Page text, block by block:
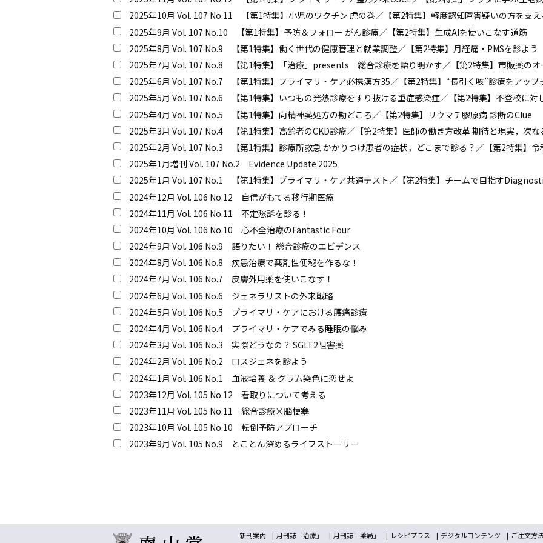
2025年10月 Vol. 107 No.11 【第1特集】小児のワクチン 虎の巻／【第2特集】軽度認知障害疑いの方を支え
2025年9月 Vol. 107 No.10 【第1特集】予防＆フォロー がん診療／【第2特集】生成AIを使いこなす道筋
2025年8月 Vol. 107 No.9 【第1特集】働く世代の健康管理と就業調整／【第2特集】月経痛・PMSを診よう
2025年7月 Vol. 107 No.8 【第1特集】「治療」presents 総合診療を語り明かす／【第2特集】市販薬のオ
2025年6月 Vol. 107 No.7 【第1特集】プライマリ・ケア必携漢方35／【第2特集】“長引く咳”診療をアップ
2025年5月 Vol. 107 No.6 【第1特集】いつもの発熱診療をすり抜ける重症感染症／【第2特集】不登校に対
2025年4月 Vol. 107 No.5 【第1特集】向精神薬処方の勘どころ／【第2特集】リウマチ膠原病 診断のClue
2025年3月 Vol. 107 No.4 【第1特集】高齢者のCKD診療／【第2特集】医師の働き方改革 期待と現実，次な
2025年2月 Vol. 107 No.3 【第1特集】診療所救急 かかりつけ患者の症状，どこまで診る？／【第2特集】
2025年1月増刊 Vol. 107 No.2 Evidence Update 2025
2025年1月 Vol. 107 No.1 【第1特集】プライマリ・ケア共通テスト／【第2特集】チームで目指す
2024年12月 Vol. 106 No.12 自信がもてる移行期医療
2024年11月 Vol. 106 No.11 不定愁訴を診る！
2024年10月 Vol. 106 No.10 心不全治療のFantastic Four
2024年9月 Vol. 106 No.9 語りたい！ 総合診療のエビデンス
2024年8月 Vol. 106 No.8 疾患治療で薬剤性便秘を作るな！
2024年7月 Vol. 106 No.7 皮膚外用薬を使いこなす！
2024年6月 Vol. 106 No.6 ジェネラリストの外来戦略
2024年5月 Vol. 106 No.5 プライマリ・ケアにおける腰痛診療
2024年4月 Vol. 106 No.4 プライマリ・ケアでみる睡眠の悩み
2024年3月 Vol. 106 No.3 実際どうなの？ SGLT2阻害薬
2024年2月 Vol. 106 No.2 ロスジェネを診よう
2024年1月 Vol. 106 No.1 血液培養 ＆ グラム染色に恋せよ
2023年12月 Vol. 105 No.12 看取りについて考える
2023年11月 Vol. 105 No.11 総合診療×脳梗塞
2023年10月 Vol. 105 No.10 転倒予防アプローチ
2023年9月 Vol. 105 No.9 とことん深めるライフストーリー
新刊案内 月刊誌「治療」 月刊誌「薬局」 レシピプラス デジタルコンテンツ ご注文方